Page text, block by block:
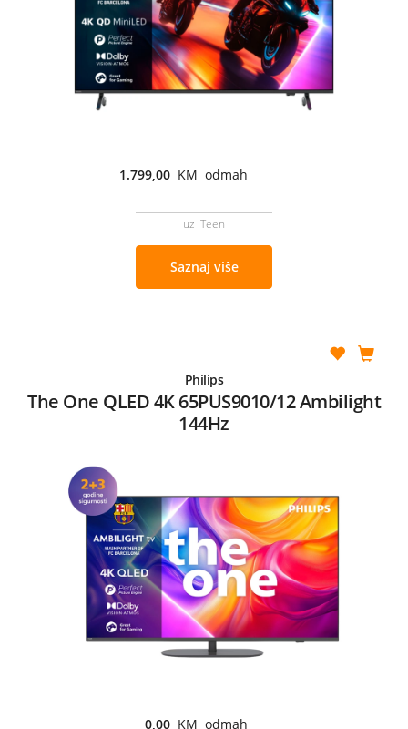
1.799,00 KM odmah
uz Teen
Saznaj više
Philips
The One QLED 4K 65PUS9010/12 Ambilight
144Hz
0,00 KM odmah